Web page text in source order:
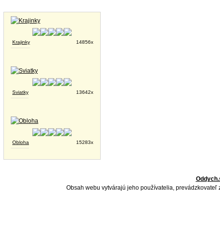
Krajinky 14856x
Sviatky 13642x
Obloha 15283x
Obsah webu vytvárajú jeho používatelia,